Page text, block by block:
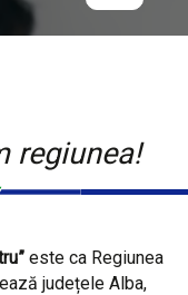
regiunea!
este ca Regiunea
județele Alba,